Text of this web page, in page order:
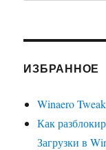
ИЗБРАННОЕ
Winaero
Как
Загрузки в